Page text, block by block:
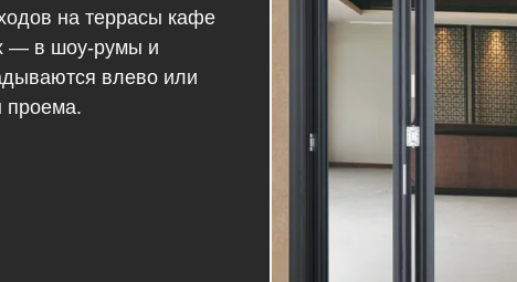
на террасы кафе
— в шоу-румы и
влево или
проема.